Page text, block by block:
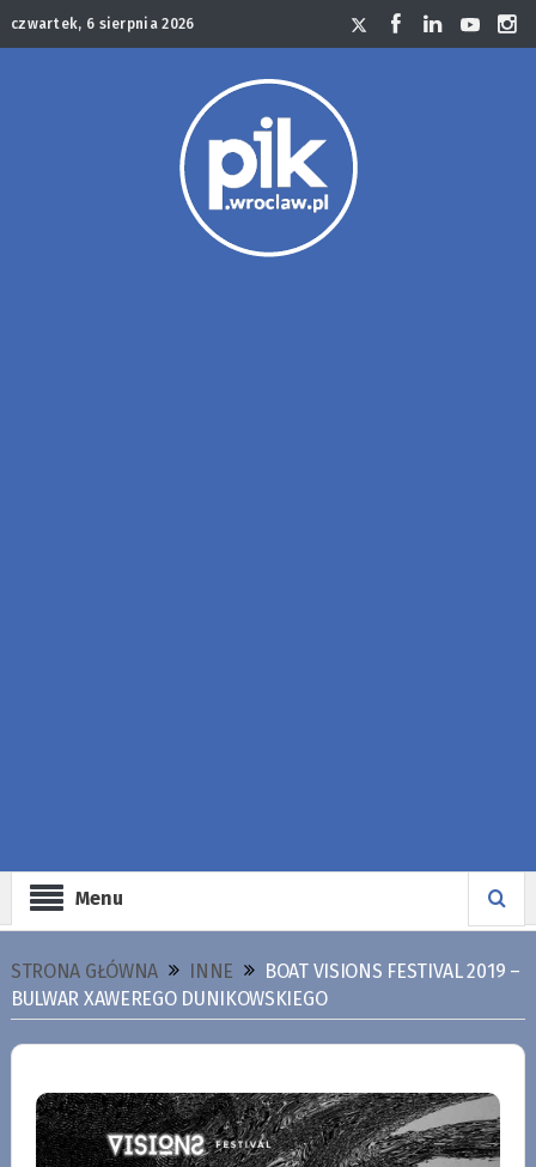
czwartek, 6 sierpnia 2026
Menu
STRONA GŁÓWNA INNE
BOAT VISIONS FESTIVAL 2019 –
BULWAR XAWEREGO DUNIKOWSKIEGO